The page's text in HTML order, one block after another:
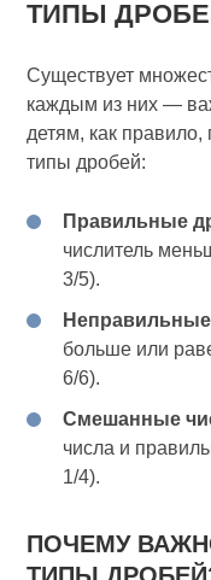
ТИПЫ
Существует
каждым из них —
детям, как
типы дробей:
Правильные
числитель
3/5).
больше или
6/6).
Смешанные
числа и
1/4).
ПОЧЕМУ